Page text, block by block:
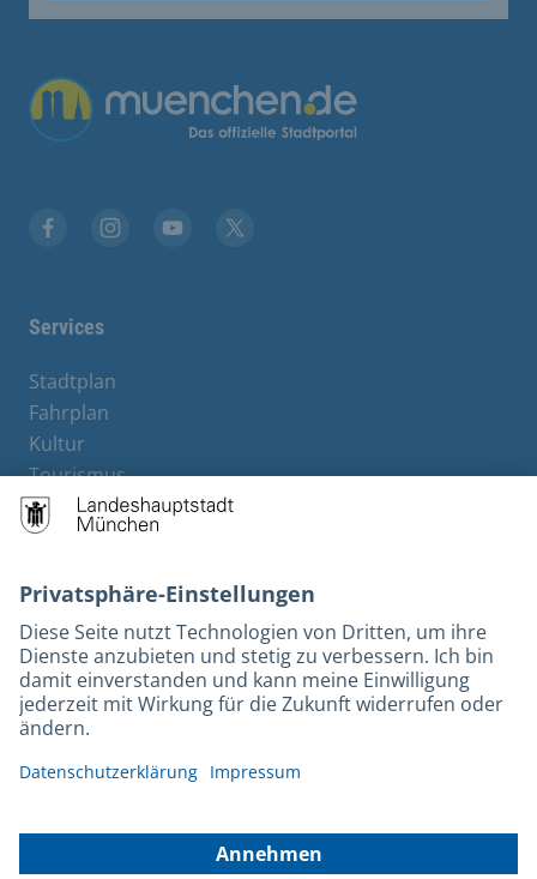
Services
Stadtplan
Fahrplan
Kultur
Tourismus
M-Strom
Bürgerservice
Kontakt
Barrierefreiheit
Leichte Sprache
Gebärdensprache
Kontakt